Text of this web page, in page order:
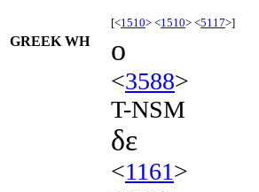
[<1510> <1510> <5117>]
GREEK WH ο
<3588>
T-NSM
δε
<1161>